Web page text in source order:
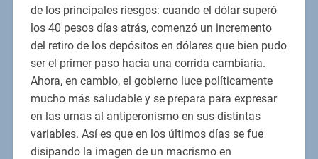
de los principales riesgos: cuando el dólar superó
los 40 pesos días atrás, comenzó un incremento
del retiro de los depósitos en dólares que bien pudo
ser el primer paso hacia una corrida cambiaria.
Ahora, en cambio, el gobierno luce políticamente
mucho más saludable y se prepara para expresar
en las urnas al antiperonismo en sus distintas
variables. Así es que en los últimos días se fue
disipando la imagen de un macrismo en